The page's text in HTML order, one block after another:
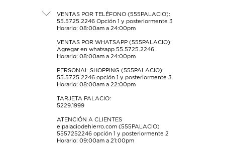
formularioformulario
de
formulario
de
formulario
de
formulario
de
envío.
VENTAS POR TELÉFONO (555PALACIO):
55.5725.2246 Opción 1 y posteriormente 3
Horario: 08:00am a 24:00pm
VENTAS POR WHATSAPP (555PALACIO):
Agregar en whatsapp 55.5725.2246
Horario: 08:00am a 24:00pm
PERSONAL SHOPPING (555PALACIO):
55.5725.2246 opción 1 y posteriormente 3
Horario: 08:00am a 22:00pm
TARJETA PALACIO:
5229.1999
ATENCIÓN A CLIENTES
elpalaciodehierro.com (555PALACIO)
5557252246 opción 1 y posteriormente 2
Horario: 09:00am a 21:00pm